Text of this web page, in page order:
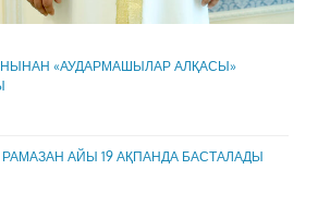
«АУДАРМАШЫЛАР АЛҚАСЫ»
АЙЫ 19 АҚПАНДА БАСТАЛАДЫ